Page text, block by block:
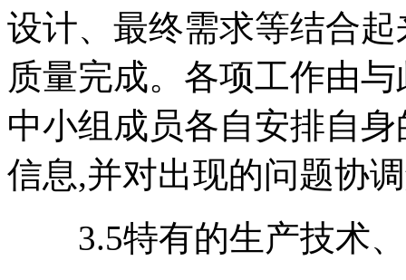
设计、最终需求等结合
质量完成。各项工作由
中小组成员各自安排自
信息,并对出现的问题协
3.5特有的生产技术、